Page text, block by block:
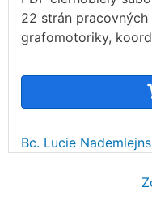
22 strán
grafomotoriky,
Bc. Lucie